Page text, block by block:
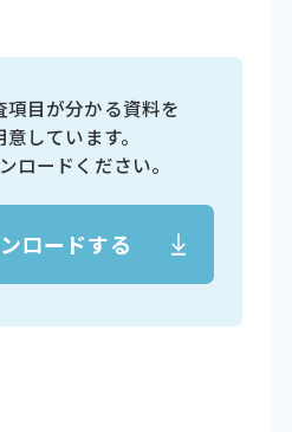
項目が分かる資料を
しています。
ロードください。
ロードする